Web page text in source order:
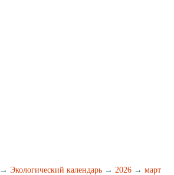
→ Экологический календарь → 2026 → март